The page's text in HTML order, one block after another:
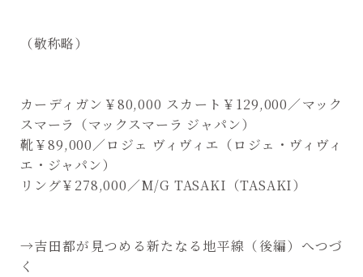
（敬称略）
カーディガン￥80,000 スカート￥129,000／マック
スマーラ（マックスマーラ ジャパン）
靴￥89,000／ロジェ ヴィヴィエ（ロジェ・ヴィヴィ
エ・ジャパン）
リング￥278,000／M/G TASAKI（TASAKI）
→吉田都が見つめる新たなる地平線（後編）へつづ
く